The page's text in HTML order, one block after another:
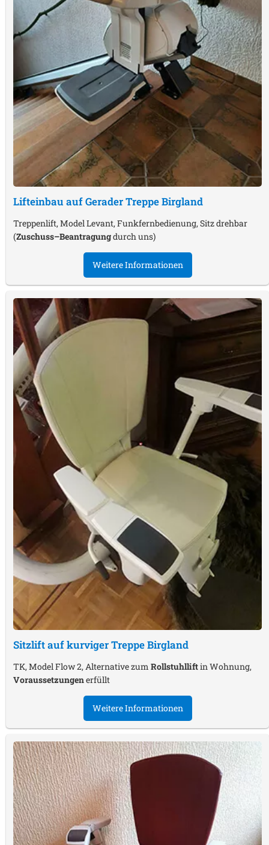
Lifteinbau auf Gerader TreppeBirgland
Treppenlift, Model Levant, Funkfernbedienung, Sitz drehbar
(Zuschuss–Beantragungdurch uns)
Weitere Informationen
Sitzlift auf kurviger TreppeBirgland
TK, Model Flow 2, Alternative zum Rollstuhlliftin Wohnung,
Voraussetzungenerfüllt
Weitere Informationen